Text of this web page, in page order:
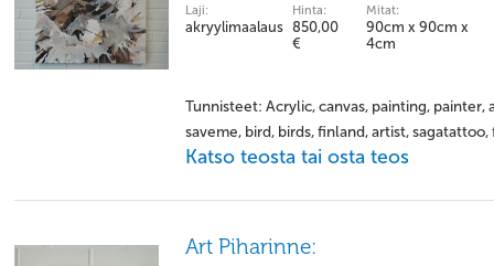
Laji:
akryylimaalaus
Hinta:
850,00
€
Mitat:
90cm x 90cm x
4cm
Tunnisteet: Acrylic, canvas, painting, painter,
saveme, bird, birds, finland, artist,
Katso teosta tai osta teos
Art Piharinne: